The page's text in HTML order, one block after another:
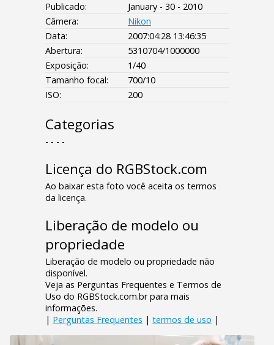
Publicado:
January - 30 - 2010
Câmera:
Nikon
Data:
2007:04:28 13:46:35
Abertura:
5310704/1000000
Exposição:
1/40
Tamanho focal:
700/10
ISO:
200
Categorias
- - - -
Licença do RGBStock.com
Ao baixar esta foto você aceita os termos
da licença.
Liberação de modelo ou
propriedade
Liberação de modelo ou propriedade não
disponível.
Veja as Perguntas Frequentes e Termos de
Uso do RGBStock.com.br para mais
informações.
| Perguntas Frequentes | termos de uso |